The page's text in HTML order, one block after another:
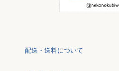
配送・送料について